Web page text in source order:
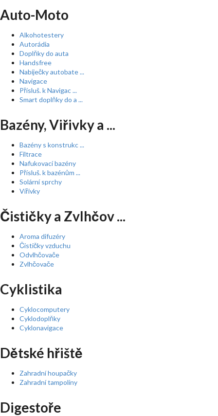
Auto-Moto
Alkohotestery
Autorádia
Doplňky do auta
Handsfree
Nabíječky autobate ...
Navigace
Přísluš. k Navigac ...
Smart doplňky do a ...
Bazény, Viřivky a ...
Bazény s konstrukc ...
Filtrace
Nafukovací bazény
Přísluš. k bazénům ...
Solární sprchy
Vířivky
Čističky a Zvlhčov ...
Aroma difuzéry
Čističky vzduchu
Odvlhčovače
Zvlhčovače
Cyklistika
Cyklocomputery
Cyklodoplňky
Cyklonavigace
Dětské hřiště
Zahradní houpačky
Zahradní tampolíny
Digestoře